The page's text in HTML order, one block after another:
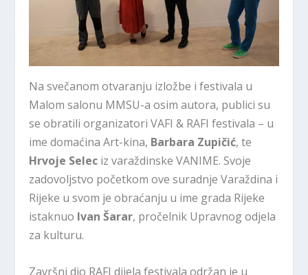
Na svečanom otvaranju izložbe i festivala u
Malom salonu MMSU-a osim autora, publici su
se obratili organizatori VAFI & RAFI festivala – u
ime domaćina Art-kina, Barbara Zupičić, te
Hrvoje Selec iz varaždinske VANIME. Svoje
zadovoljstvo početkom ove suradnje Varaždina i
Rijeke u svom je obraćanju u ime grada Rijeke
istaknuo Ivan Šarar, pročelnik Upravnog odjela
za kulturu.
Završni dio RAFI dijela festivala održan je u